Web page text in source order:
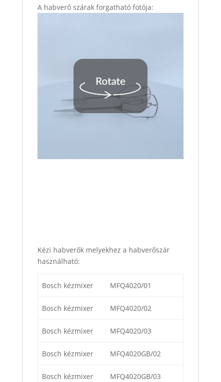
A habverő szárak forgatható fotója:
Kézi habverők melyekhez a habverőszár
használható:
Bosch kézmixer MFQ4020/01
Bosch kézmixer MFQ4020/02
Bosch kézmixer MFQ4020/03
Bosch kézmixer MFQ4020GB/02
Bosch kézmixer MFQ4020GB/03